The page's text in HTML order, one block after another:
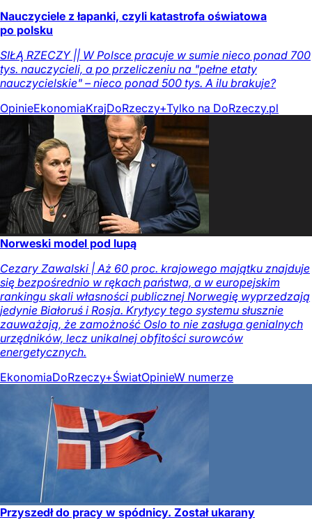
Nauczyciele z łapanki, czyli katastrofa oświatowa
po polsku
SIŁĄ RZECZY || W Polsce pracuje w sumie nieco ponad 700
tys. nauczycieli, a po przeliczeniu na "pełne etaty
nauczycielskie" – nieco ponad 500 tys. A ilu brakuje?
OpinieEkonomiaKrajDoRzeczy+Tylko na DoRzeczy.pl
Norweski model pod lupą
Cezary Zawalski | Aż 60 proc. krajowego majątku znajduje
się bezpośrednio w rękach państwa, a w europejskim
rankingu skali własności publicznej Norwegię wyprzedzają
jedynie Białoruś i Rosja. Krytycy tego systemu słusznie
zauważają, że zamożność Oslo to nie zasługa genialnych
urzędników, lecz unikalnej obfitości surowców
energetycznych.
EkonomiaDoRzeczy+ŚwiatOpinieW numerze
Przyszedł do pracy w spódnicy. Został ukarany